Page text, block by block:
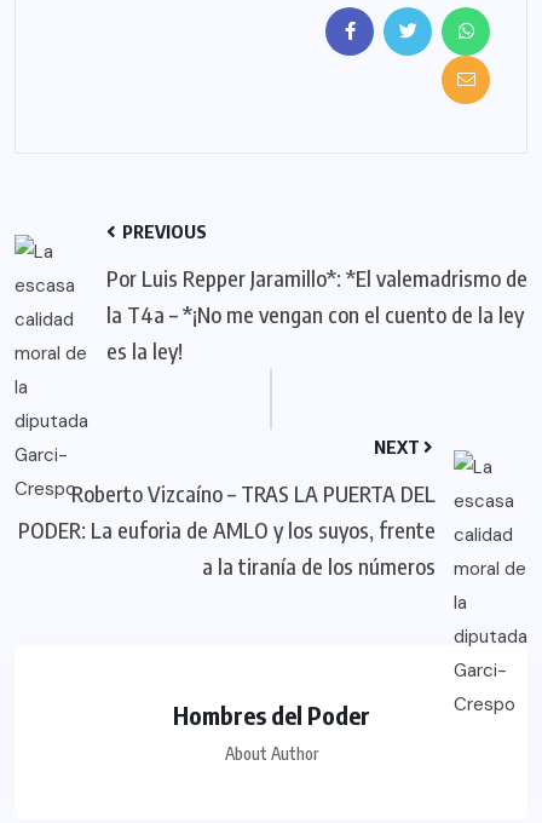
PREVIOUS
Por Luis Repper Jaramillo*: *El valemadrismo de
la T4a – *¡No me vengan con el cuento de la ley
es la ley!
NEXT
Roberto Vizcaíno – TRAS LA PUERTA DEL
PODER: La euforia de AMLO y los suyos, frente
a la tiranía de los números
Hombres del Poder
About Author